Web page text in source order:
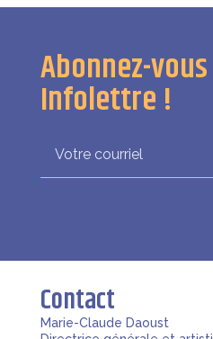
Abonnez-
Infolettre !
Contact
Marie-Claude Daoust